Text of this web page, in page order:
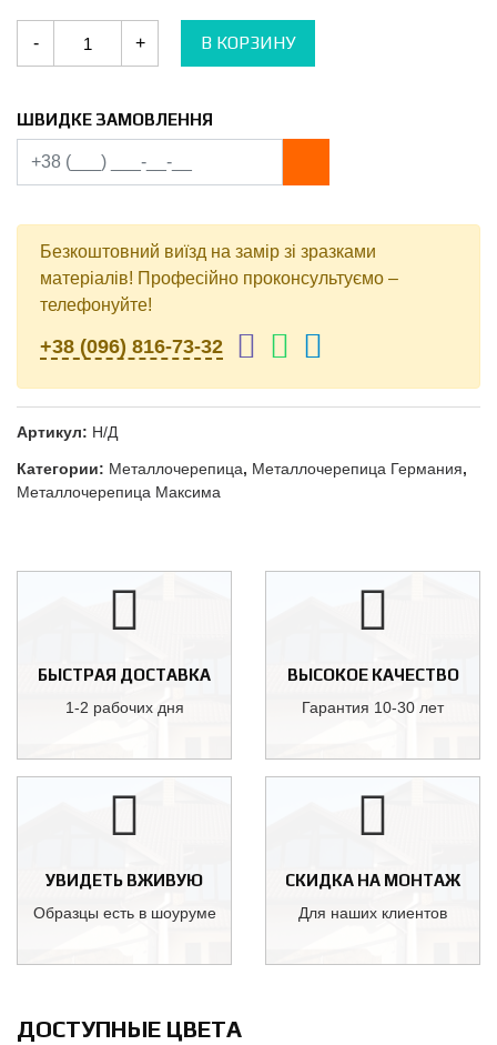
-
Количество
Металлочерепица
Максима
0.5
мм
PE/PEMA
ThyssenKrupp
RAL
+ В КОРЗИНУ
ШВИДКЕ ЗАМОВЛЕННЯ
Безкоштовний виїзд на замір зі зразками
матеріалів! Професійно проконсультуємо –
телефонуйте!
+38 (096) 816-73-32
Артикул: Н/Д
Категории: Металлочерепица, Металлочерепица Германия,
Металлочерепица Максима
БЫСТРАЯ ДОСТАВКА
1-2 рабочих дня
ВЫСОКОЕ КАЧЕСТВО
Гарантия 10-30 лет
УВИДЕТЬ ВЖИВУЮ
Образцы есть в шоуруме
СКИДКА НА МОНТАЖ
Для наших клиентов
ДОСТУПНЫЕ ЦВЕТА